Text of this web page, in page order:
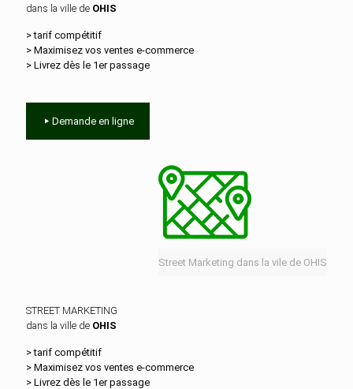
dans la ville de OHIS
> tarif compétitif
> Maximisez vos ventes e‑commerce
> Livrez dès le 1er passage
Demande en ligne
Street Marketing dans la vile de OHIS
STREET MARKETING
dans la ville de OHIS
> tarif compétitif
> Maximisez vos ventes e‑commerce
> Livrez dès le 1er passage